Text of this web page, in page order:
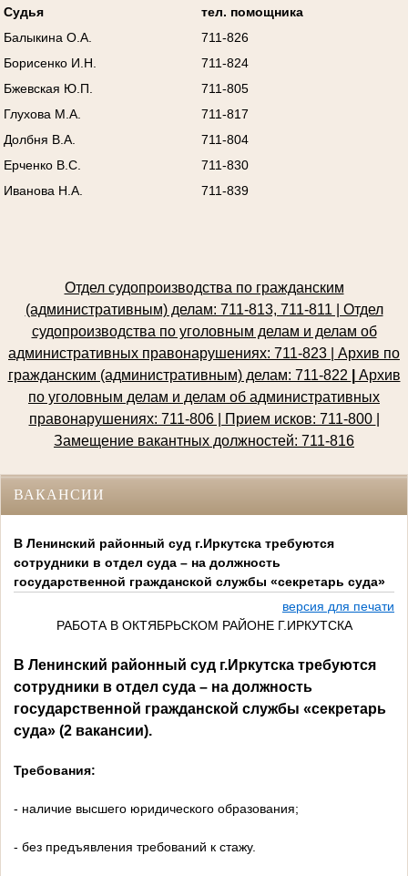
Судья тел. помощника
Балыкина О.А.
711-826
Борисенко И.Н.
711-824
Бжевская Ю.П.
711-805
Глухова М.А.
711-817
Долбня В.А.
711-804
Ерченко В.С.
711-830
Иванова Н.А.
711-839
Отдел судопроизводства по гражданским
(административным) делам: 711-813, 711-811 | Отдел
судопроизводства по уголовным делам и делам об
административных правонарушениях: 711-823 | Архив по
гражданским (административным) делам: 711-822
Архив
по уголовным делам и делам об административных
правонарушениях: 711-806 | Прием исков: 711-800
Замещение вакантных должностей: 711-816
ВАКАНСИИ
В Ленинский районный суд г.Иркутска требуются
сотрудники в отдел суда – на должность
государственной гражданской службы «секретарь суда»
версия для печати
РАБОТА В ОКТЯБРЬСКОМ РАЙОНЕ Г.ИРКУТСКА
В Ленинский районный суд г.Иркутска требуются
сотрудники в отдел суда – на должность
государственной гражданской службы «секретарь
суда» (2 вакансии).
Требования:
- наличие высшего юридического образования;
- без предъявления требований к стажу.